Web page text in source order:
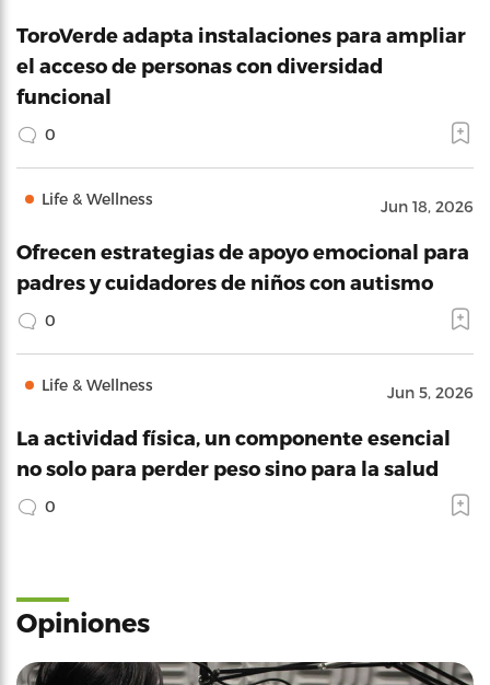
ToroVerde adapta instalaciones para ampliar
el acceso de personas con diversidad
funcional
0
Life & Wellness Jun 18, 2026
Ofrecen estrategias de apoyo emocional para
padres y cuidadores de niños con autismo
0
Life & Wellness Jun 5, 2026
La actividad física, un componente esencial
no solo para perder peso sino para la salud
0
Opiniones